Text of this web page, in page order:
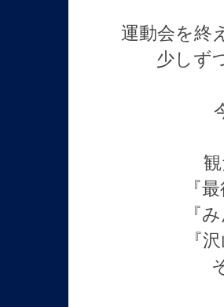
運動会を終
少しず
『
『
『